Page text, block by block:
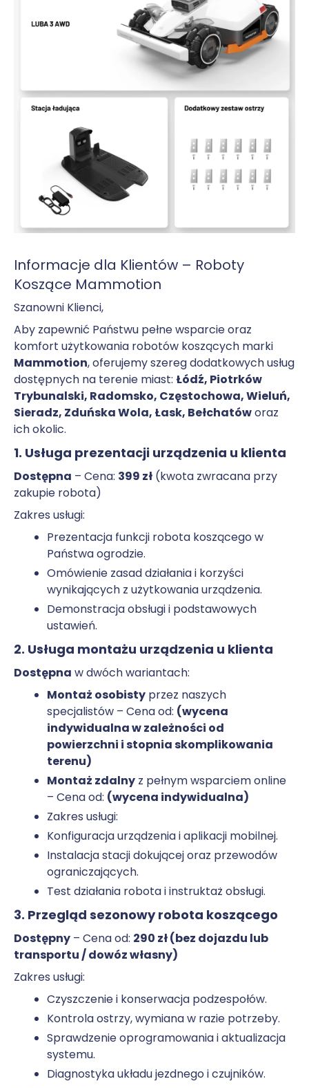
Informacje dla Klientów – Roboty
Koszące Mammotion
Szanowni Klienci,
Aby zapewnić Państwu pełne wsparcie oraz
komfort użytkowania robotów koszących marki
Mammotion, oferujemy szereg dodatkowych usług
dostępnych na terenie miast: Łódź, Piotrków
Trybunalski, Radomsko, Częstochowa, Wieluń,
Sieradz, Zduńska Wola, Łask, Bełchatóworaz
ich okolic.
1. Usługa prezentacji urządzenia u klienta
Dostępna – Cena: 399 zł (kwota zwracana przy
zakupie robota)
Zakres usługi:
Prezentacja funkcji robota koszącego w
Państwa ogrodzie.
Omówienie zasad działania i korzyści
wynikających z użytkowania urządzenia.
Demonstracja obsługi i podstawowych
ustawień.
2. Usługa montażu urządzenia u klienta
Dostępna w dwóch wariantach:
Montaż osobisty przez naszych
specjalistów – Cena od: (wycena
indywidualna w zależności od
powierzchni i stopnia skomplikowania
terenu)
Montaż zdalny z pełnym wsparciem online
– Cena od: (wycena indywidualna)
Zakres usługi:
Konfiguracja urządzenia i aplikacji mobilnej.
Instalacja stacji dokującej oraz przewodów
ograniczających.
Test działania robota i instruktaż obsługi.
3. Przegląd sezonowy robota koszącego
Dostępny – Cena od: 290 zł (bez dojazdu lub
transportu / dowóz własny)
Zakres usługi:
Czyszczenie i konserwacja podzespołów.
Kontrola ostrzy, wymiana w razie potrzeby.
Sprawdzenie oprogramowania i aktualizacja
systemu.
Diagnostyka układu jezdnego i czujników.